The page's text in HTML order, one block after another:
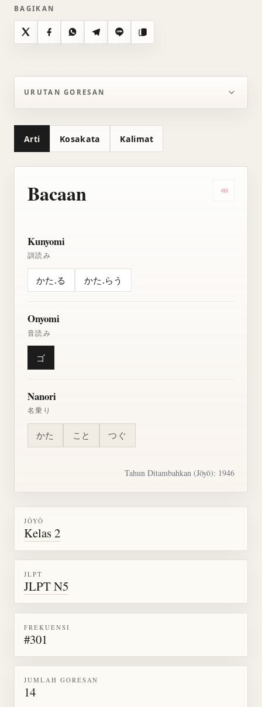
BAGIKAN
X FacebookWhatsAppTelegramLine Salin
URUTAN GORESAN
Arti Kosakata Kalimat
Bacaan
Kunyomi
訓読み
かた.る かた.らう
Onyomi
音読み
ゴ
Nanori
名乗り
かた こと つぐ
Tahun Ditambahkan (Jōyō): 1946
JŌYŌ
Kelas 2
JLPT
JLPT N5
FREKUENSI
#301
JUMLAH GORESAN
14